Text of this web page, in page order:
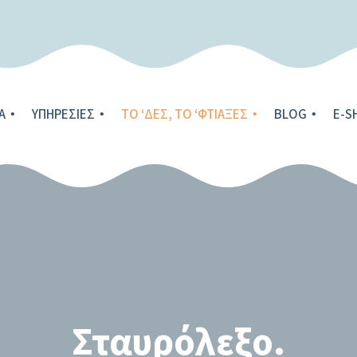
ΥΠΗΡΕΣΊΕΣ ΤΟ ‘ΔΕΣ, ΤΟ ‘ΦΤΙΑΞΕΣ BLOG E-
Σταυρόλεξο.